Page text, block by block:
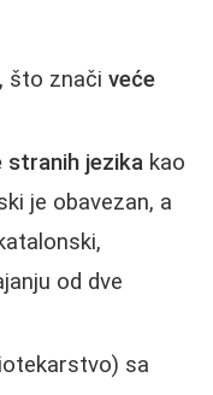
što znači veće
stranih jezika kao
je obavezan, a
od dve
sa